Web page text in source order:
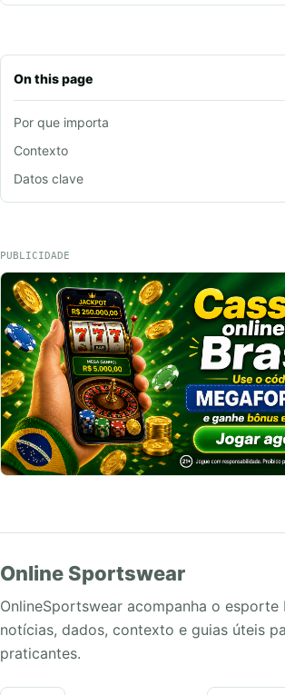
On this page
Por que importa
Contexto
Datos clave
PUBLICIDADE
Online Sportswear
OnlineSportswear acompanha o esporte
notícias, dados, contexto e guias úteis
praticantes.